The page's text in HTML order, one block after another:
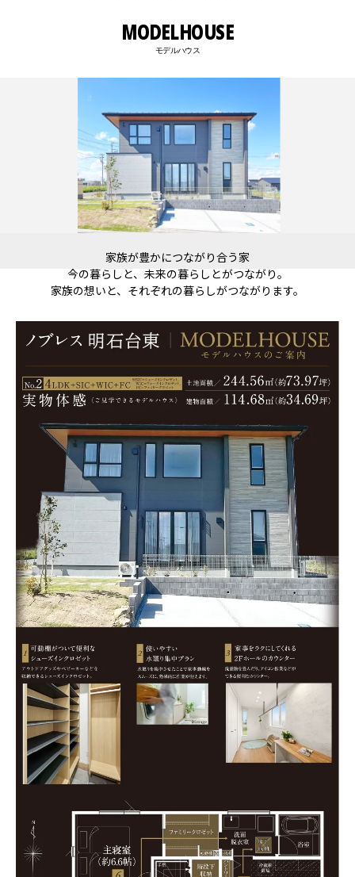
MODELHOUSE
モデルハウス
家族が豊かにつながり合う家
今の暮らしと、未来の暮らしとがつながり。
家族の想いと、それぞれの暮らしがつながります。